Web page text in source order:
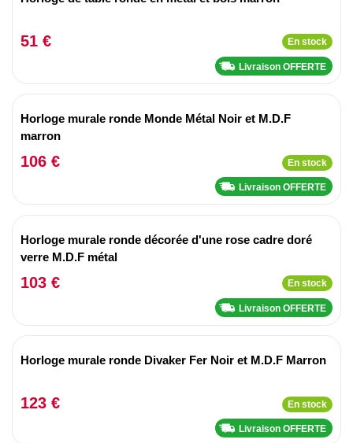
51 € En stock
Livraison OFFERTE
Horloge murale ronde Monde Métal Noir et M.D.F
marron
106 € En stock
Livraison OFFERTE
Horloge murale ronde décorée d'une rose cadre doré
verre M.D.F métal
103 € En stock
Livraison OFFERTE
Horloge murale ronde Divaker Fer Noir et M.D.F Marron
123 € En stock
Livraison OFFERTE